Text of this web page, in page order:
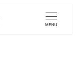
MENU